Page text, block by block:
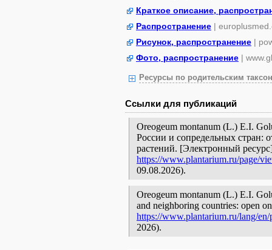
Краткое описание,
Распространение |
Рисунок, распространение |
Фото, распространение |
Ресурсы по родительским
Ссылки для публикаций
Oreogeum montanum (L.) E.I.
России и сопредельных стран:
растений. [Электронный
https://www.plantarium.ru/page/
09.08.2026).
Oreogeum montanum (L.) E.I.
and neighboring countries: open
https://www.plantarium.ru/lang/
2026).